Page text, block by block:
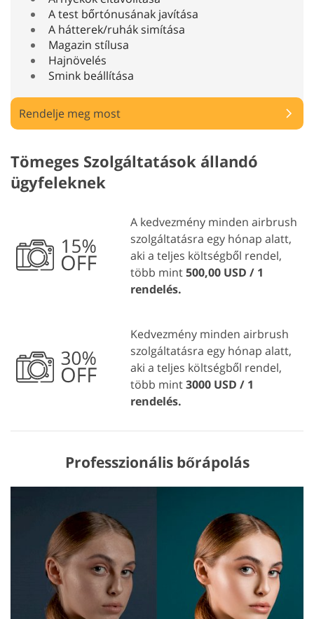
A test bőrtónusának javítása
A hátterek/ruhák simítása
Magazin stílusa
Hajnövelés
Smink beállítása
Rendelje meg most
Tömeges Szolgáltatások állandó
ügyfeleknek
A kedvezmény minden airbrush
szolgáltatásra egy hónap alatt,
aki a teljes költségből rendel,
több mint500,00 USD / 1
rendelés.
Kedvezmény minden airbrush
szolgáltatásra egy hónap alatt,
aki a teljes költségből rendel,
több mint3000 USD / 1
rendelés.
Professzionális bőrápolás